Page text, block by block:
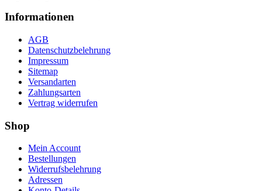
Informationen
AGB
Datenschutzbelehrung
Impressum
Sitemap
Versandarten
Zahlungsarten
Vertrag widerrufen
Shop
Mein Account
Bestellungen
Widerrufsbelehrung
Adressen